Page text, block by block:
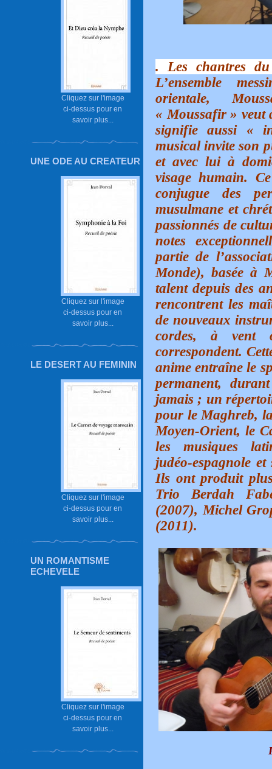
Cliquez sur l'image
ci-dessus pour en
savoir plus...
UNE ODE AU CREATEUR
Cliquez sur l'image
ci-dessus pour en
savoir plus...
LE DESERT AU FEMININ
Cliquez sur l'image
ci-dessus pour en
savoir plus...
UN ROMANTISME
ECHEVELE
Cliquez sur l'image
ci-dessus pour en
savoir plus...
. Les chantres
L’ensemble
orientale,
« Moussafir » veut
signifie aussi «
musical invite son
et avec lui à
visage humain.
conjugue des
musulmane et
passionnés de
notes
partie de
Monde), basée à
talent depuis des
rencontrent les
de nouveaux
cordes, à vent
correspondent.
anime entraîne le
permanent,
jamais ; un
pour le Maghreb,
Moyen-Orient, le
les musiques
judéo-espagnole
Ils ont produit
Trio Berdah
(2007), Michel
(2011).